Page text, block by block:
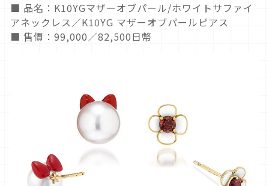
■ 品名：K10YGマザーオブパール/ホワイトサファイ
アネックレス／K10YG マザーオブパールピアス
■ 售價：99,000／82,500日幣